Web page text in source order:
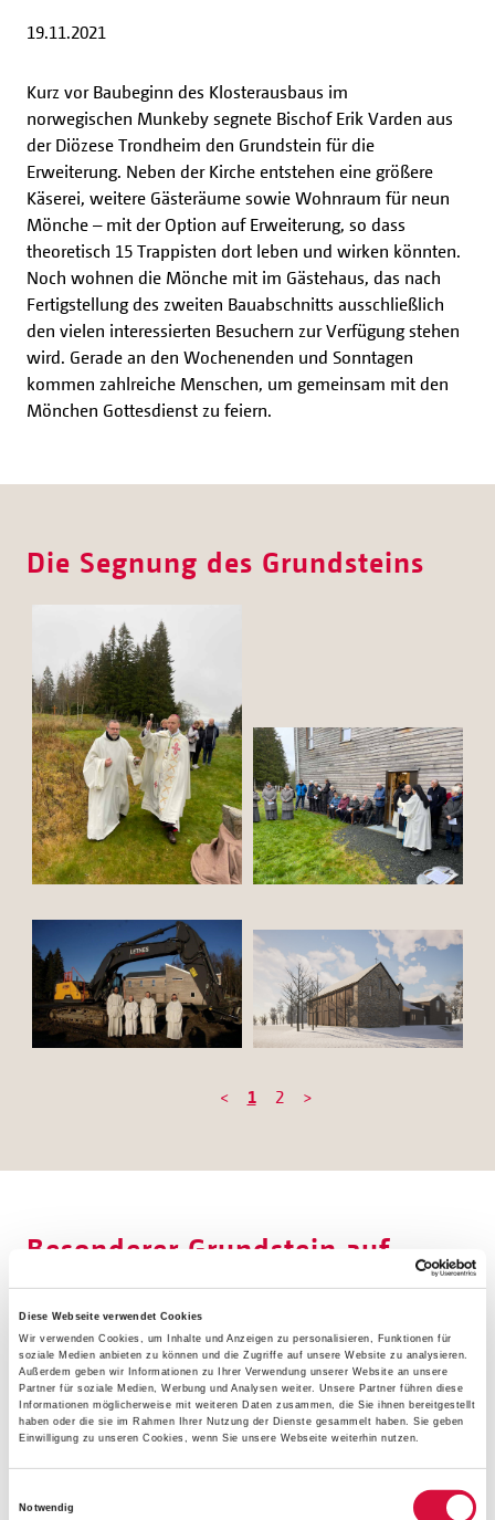
Diese Webseite verwendet Cookies
Wir verwenden Cookies, um Inhalte und Anzeigen zu personalisieren, Funktionen für
soziale Medien anbieten zu können und die Zugriffe auf unsere Website zu analysieren.
Außerdem geben wir Informationen zu Ihrer Verwendung unserer Website an unsere
Partner für soziale Medien, Werbung und Analysen weiter. Unsere Partner führen diese
Informationen möglicherweise mit weiteren Daten zusammen, die Sie ihnen bereitgestellt
haben oder die sie im Rahmen Ihrer Nutzung der Dienste gesammelt haben. Sie geben
Einwilligung zu unseren Cookies, wenn Sie unsere Webseite weiterhin nutzen.
Notwendig
19.11.2021
Kurz vor Baubeginn des Klosterausbaus im
norwegischen Munkeby segnete Bischof Erik Varden aus
der Diözese Trondheim den Grundstein für die
Erweiterung. Neben der Kirche entstehen eine größere
Käserei, weitere Gästeräume sowie Wohnraum für neun
Mönche – mit der Option auf Erweiterung, so dass
theoretisch 15 Trappisten dort leben und wirken könnten.
Noch wohnen die Mönche mit im Gästehaus, das nach
Fertigstellung des zweiten Bauabschnitts ausschließlich
den vielen interessierten Besuchern zur Verfügung stehen
wird. Gerade an den Wochenenden und Sonntagen
kommen zahlreiche Menschen, um gemeinsam mit den
Mönchen Gottesdienst zu feiern.
Die Segnung des Grundsteins
< 1 2 >
Besonderer Grundstein auf
einem besonderen Grundstück
Sowohl der Stein, der für den Grundstein gewählt wurde,
als auch das Grundstück auf dem das Kloster entstehen
wird, haben eine besondere Geschichte. Bischof Erik
Varden hat einen Stein aus den alten Klosterruinen von
Munkeby gesegnet. Der Stein wurde den Zisterziensern
2011 vom norwegischen Verein für den Erhalt
kulturhistorischer Denkmäler geschenkt und wird seinen